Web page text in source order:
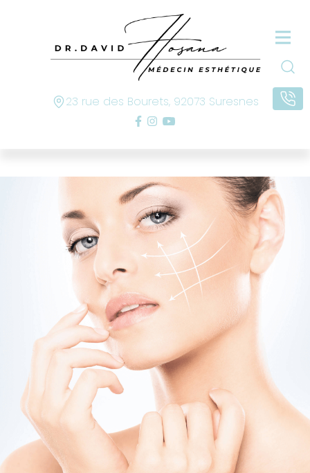
23 rue des Bourets, 92073 Suresnes